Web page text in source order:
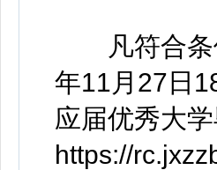
凡符合条
年11月27日
应届优秀大
https://